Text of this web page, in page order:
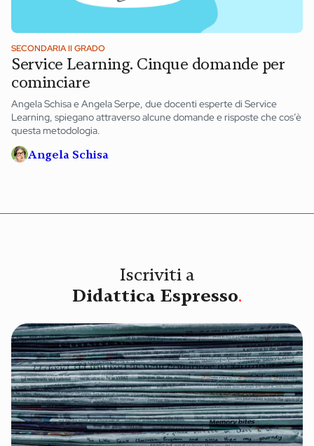
SECONDARIA II GRADO
Service Learning. Cinque domande per
cominciare
Angela Schisa e Angela Serpe, due docenti esperte di Service
Learning, spiegano attraverso alcune domande e risposte che cos’è
questa metodologia.
Angela Schisa
Iscriviti a
Didattica Espresso.